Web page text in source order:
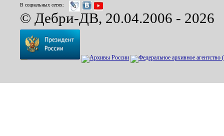
В социальных сетях:
© Дебри-ДВ, 20.04.2006 - 2026